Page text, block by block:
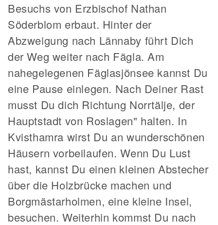
Besuchs von Erzbischof Nathan
Söderblom erbaut. Hinter der
Abzweigung nach Lännaby führt Dich
der Weg weiter nach Fägla. Am
nahegelegenen Fäglasjönsee kannst Du
eine Pause einlegen. Nach Deiner Rast
musst Du dich Richtung Norrtälje, der
Hauptstadt von Roslagen" halten. In
Kvisthamra wirst Du an wunderschönen
Häusern vorbeilaufen. Wenn Du Lust
hast, kannst Du einen kleinen Abstecher
über die Holzbrücke machen und
Borgmästarholmen, eine kleine Insel,
besuchen. Weiterhin kommst Du nach